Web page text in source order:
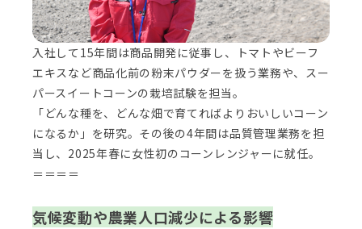
入社して15年間は商品開発に従事し、トマトやビーフ
エキスなど商品化前の粉末パウダーを扱う業務や、スー
パースイートコーンの栽培試験を担当。
「どんな種を、どんな畑で育てればよりおいしいコーン
になるか」を研究。その後の4年間は品質管理業務を担
当し、2025年春に女性初のコーンレンジャーに就任。
＝＝＝＝
気候変動や農業人口減少による影響